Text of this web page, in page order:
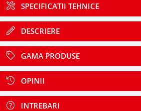
SPECIFICATII TEHNICE
DESCRIERE
GAMA PRODUSE
OPINII
INTREBARI